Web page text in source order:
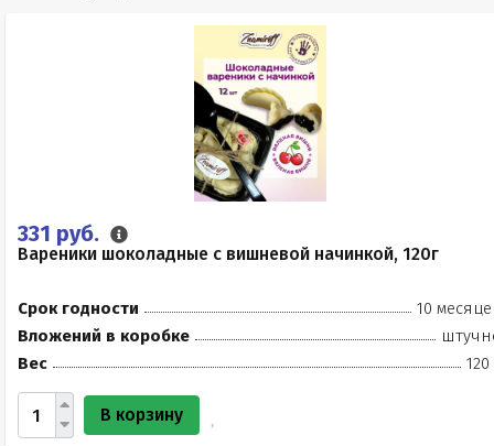
331 руб.
Вареники шоколадные с вишневой начинкой, 120г
Срок годности
10
Вложений в коробке
Вес
120
В корзину